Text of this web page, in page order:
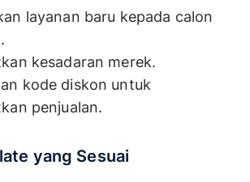
layanan baru kepada calon
kesadaran merek.
kode diskon untuk
penjualan.
yang Sesuai